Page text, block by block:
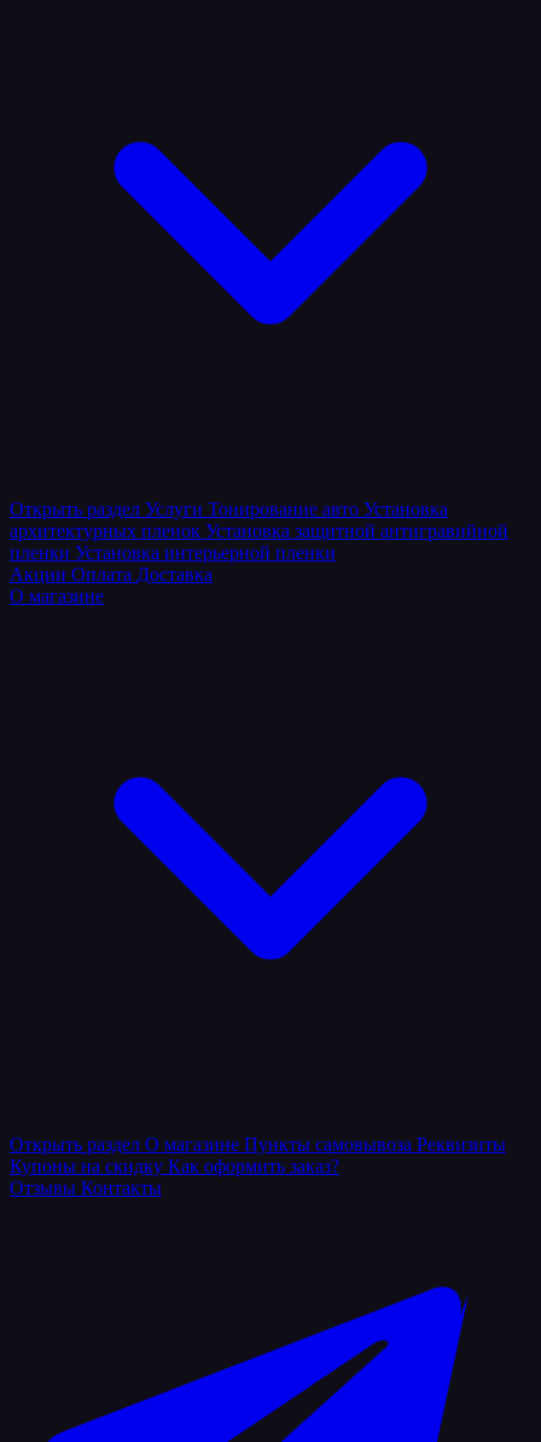
Открыть раздел Услуги Тонирование авто Установка
архитектурных пленок Установка защитной антигравийной
пленки Установка интерьерной пленки
Акции Оплата Доставка
О магазине
Открыть раздел О магазине Пункты самовывоза Реквизиты
Купоны на скидку Как оформить заказ?
Отзывы Контакты